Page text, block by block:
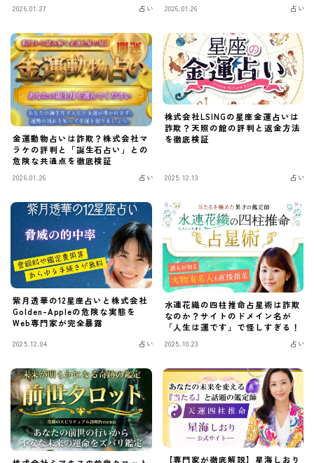
2026.01.27 占い 2026.01.26 占い
金運動物占いは詐欺？株式会社マ
ラケの評判と「誕生石占い」との
危険な共通点を徹底検証
2026.01.26 占い
株式会社LSINGの星座金運占いは
詐欺？天照の館の評判と返金方法
を徹底検証
2025.12.13 占い
紫月透華の12星座占いと株式会社
Golden-Appleの危険な実態を
Web専門家が完全暴露
2025.12.04 占い
水連花織の四柱推命占星術は詐欺
なのか？サイトのドメイン名が
「人生は運です」で怪しすぎる！
2025.10.23 占い
【専門家が徹底解説】星海しおり